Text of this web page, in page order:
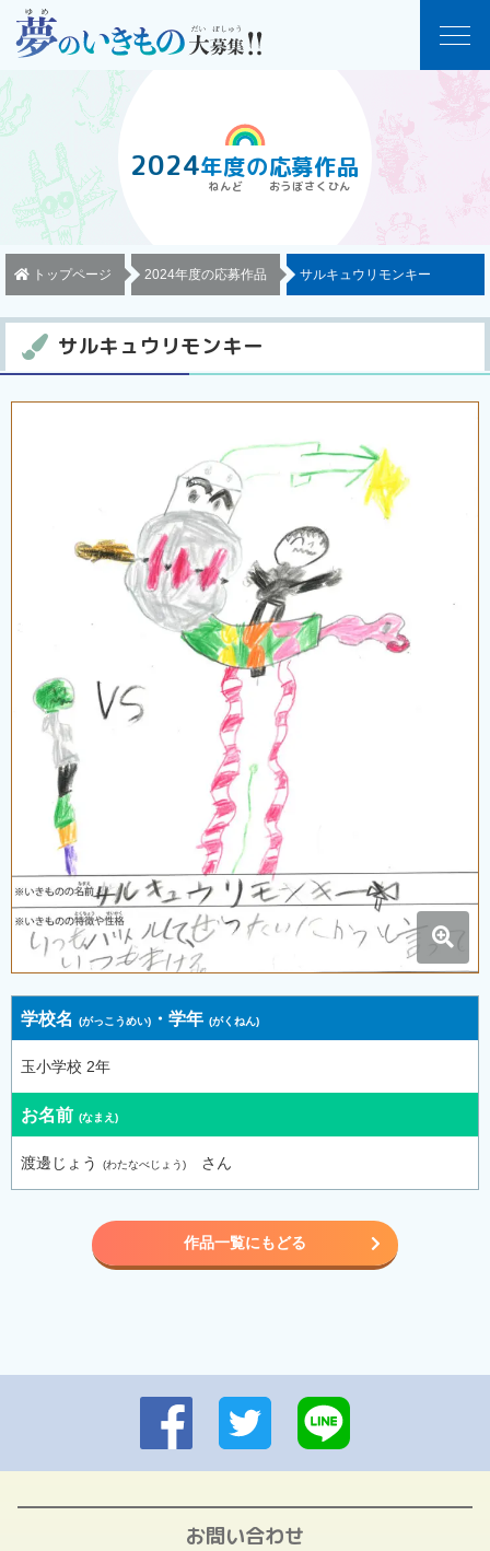
2024年度の応募作品
トップページ 2024年度の応募作品 サルキュウリモンキー
サルキュウリモンキー
学校名 ・学年
玉小学校 2年
お名前
渡邊じょう さん
作品一覧にもどる
お問い合わせ